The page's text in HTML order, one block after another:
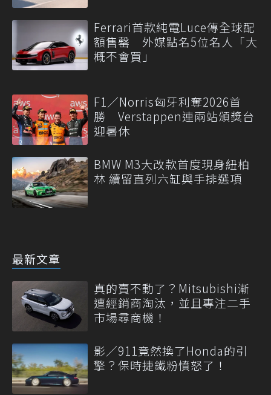
Ferrari首款純電Luce傳全球配
額售罄 外媒點名5位名人「大
概不會買」
F1／Norris匈牙利奪2026首
勝 Verstappen連兩站頒獎台
迎暑休
BMW M3大改款首度現身紐柏
林 續留直列六缸與手排選項
最新文章
真的賣不動了？Mitsubishi漸
遭經銷商淘汰，並且專注二手
市場尋商機！
影／911竟然換了Honda的引
擎？保時捷鐵粉憤怒了！